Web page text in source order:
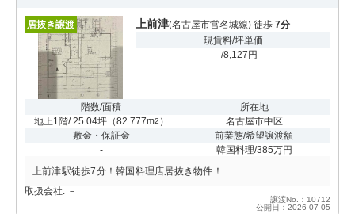
居抜き譲渡 上前津(名古屋市営名城線) 徒歩 7分
現賃料/坪単価
－ /8,127円
階数/面積
地上1階/ 25.04坪（82.777m2 ）
所在地
名古屋市中区
敷金・保証金
-
前業態/希望譲渡額
韓国料理/385万円
上前津駅徒歩7分！韓国料理店居抜き物件！
取扱会社: －
譲渡No.：10712
公開日：2026-07-05